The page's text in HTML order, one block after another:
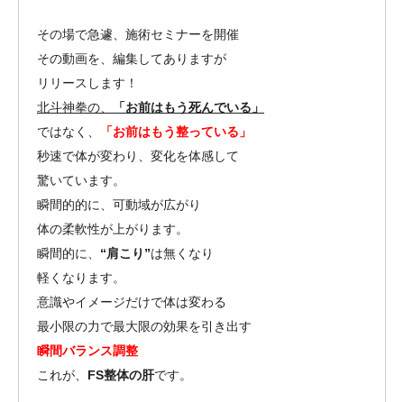
その場で急遽、施術セミナーを開催
その動画を、編集してありますが
リリースします！
北斗神拳の、
「お前はもう死んでいる」
ではなく、
「お前はもう整っている」
秒速で体が変わり、変化を体感して
驚いています。
瞬間的的に、可動域が広がり
体の柔軟性が上がります。
瞬間的に、 “肩こり”は無くなり
軽くなります。
意識やイメージだけで体は変わる
最小限の力で最大限の効果を引き出す
瞬間バランス調整
これが、 FS整体の肝です。